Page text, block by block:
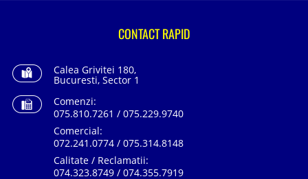
CONTACT RAPID
Calea Grivitei 180,
Bucuresti, Sector 1
Comenzi:
075.810.7261 / 075.229.9740
Comercial:
072.241.0774 / 075.314.8148
Calitate / Reclamatii:
074.323.8749 / 074.355.7919